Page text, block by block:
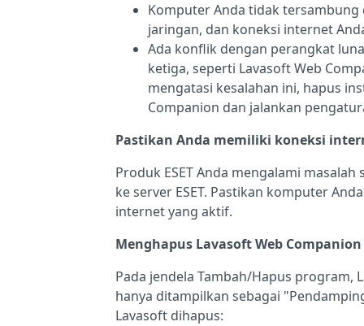
Komputer Anda tidak tersambung
jaringan, dan koneksi internet
Ada konflik dengan perangkat
ketiga, seperti Lavasoft Web
mengatasi kesalahan ini, hapus
Companion dan jalankan
Pastikan Anda memiliki koneksi
Produk ESET Anda mengalami
ke server ESET. Pastikan komputer
internet yang aktif.
Menghapus Lavasoft Web Companion
Pada jendela Tambah/Hapus program,
hanya ditampilkan sebagai
Lavasoft dihapus: